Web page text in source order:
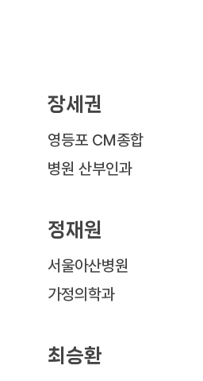
장세권
영등포 CM종합
병원 산부인과
정재원
서울아산병원
가정의학과
최승환